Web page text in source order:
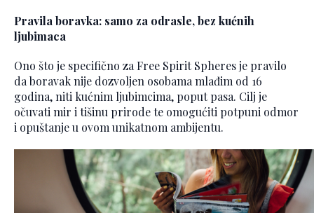
Pravila boravka: samo za odrasle, bez kućnih
ljubimaca
Ono što je specifično za Free Spirit Spheres je pravilo
da boravak nije dozvoljen osobama mlađim od 16
godina, niti kućnim ljubimcima, poput pasa. Cilj je
očuvati mir i tišinu prirode te omogućiti potpuni odmor
i opuštanje u ovom unikatnom ambijentu.